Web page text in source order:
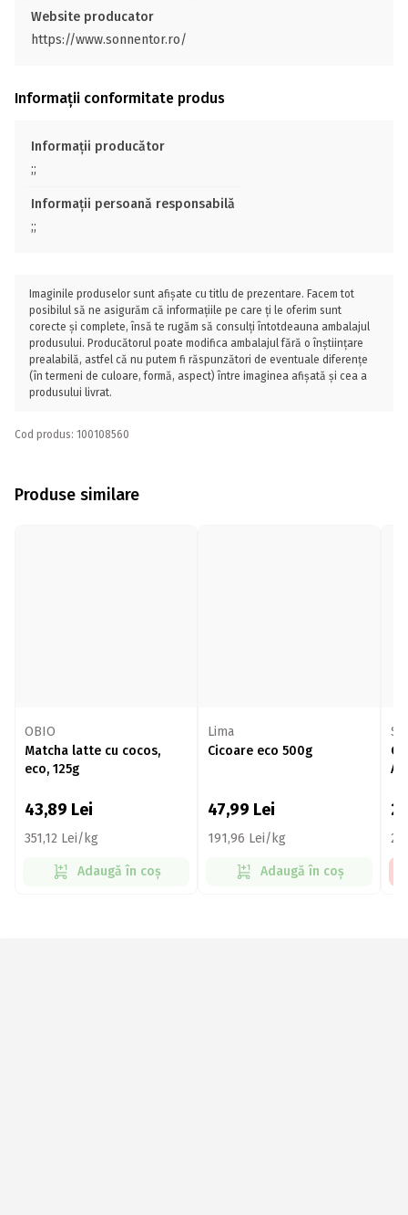
Website producator
https://www.sonnentor.ro/
Informații conformitate produs
Informații producător
;;
Informații persoană responsabilă
;;
Imaginile produselor sunt afișate cu titlu de prezentare. Facem tot
posibilul să ne asigurăm că informațiile pe care ți le oferim sunt
corecte și complete, însă te rugăm să consulți întotdeauna ambalajul
produsului. Producătorul poate modifica ambalajul fără o înștiințare
prealabilă, astfel că nu putem fi răspunzători de eventuale diferențe
(în termeni de culoare, formă, aspect) între imaginea afișată și cea a
produsului livrat.
Cod produs: 100108560
Produse similare
OBIO
Matcha latte cu cocos,
eco, 125g
43,89 Lei
351,12 Lei/kg
Adaugă în coș
Lima
Cicoare eco 500g
47,99 Lei
191,96 Lei/kg
Adaugă în coș